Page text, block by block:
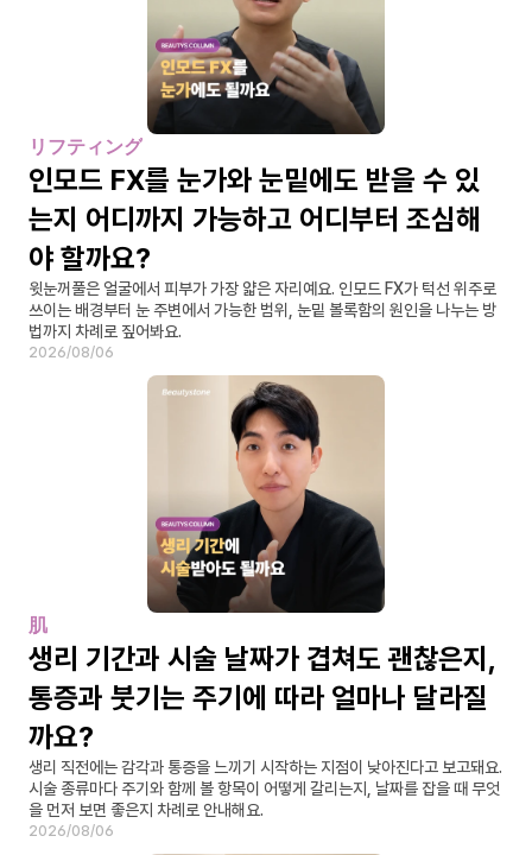
リフティング
인모드 FX를 눈가와 눈밑에도 받을 수 있
는지 어디까지 가능하고 어디부터 조심해
야 할까요?
윗눈꺼풀은 얼굴에서 피부가 가장 얇은 자리예요. 인모드 FX가 턱선 위주로
쓰이는 배경부터 눈 주변에서 가능한 범위, 눈밑 볼록함의 원인을 나누는 방
법까지 차례로 짚어봐요.
2026/08/06
肌
생리 기간과 시술 날짜가 겹쳐도 괜찮은지,
통증과 붓기는 주기에 따라 얼마나 달라질
까요?
생리 직전에는 감각과 통증을 느끼기 시작하는 지점이 낮아진다고 보고돼요.
시술 종류마다 주기와 함께 볼 항목이 어떻게 갈리는지, 날짜를 잡을 때 무엇
을 먼저 보면 좋은지 차례로 안내해요.
2026/08/06